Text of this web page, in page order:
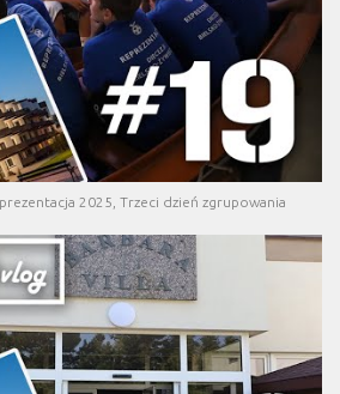
2025, Trzeci dzień zgrupowania